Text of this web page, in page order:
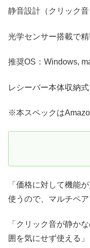
静音設計（クリック音
光学センサー搭載で
推奨OS：Windows,
レシーバー本体収納
※本スペックは
「価格に対して機能
使うので、マルチペ
「クリック音が静か
囲を気にせず使える」